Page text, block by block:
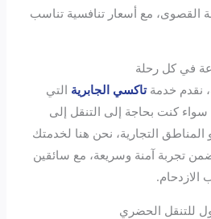
القصوى، مع أسعار تنافسية تناسب
في كل رحلة
نقدم خدمةتاكسي الجابرية التي
سواء كنت بحاجة إلى التنقل إلى
التجارية، نحن هنا لخدمتك
تجربة آمنة وسريعة، مع سائقين
الازدحام.
للتنقل الحضري